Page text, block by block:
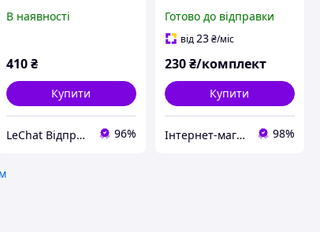
Ціна вказана за
довжина 15 мм.
В наявності
410 ₴
Купити
LeChat Відправка від 1 до 5 днів! На деякі товари може бути передплата! 96%
спінений
Готово до відправки
від23₴/міс
230₴/комплект
Купити
Інтернет-магазин "SHRAK" 98%